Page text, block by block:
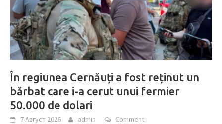
În regiunea Cernăuți a fost reținut un
bărbat care i-a cerut unui fermier
50.000 de dolari
7 Август 2026 admin Comment